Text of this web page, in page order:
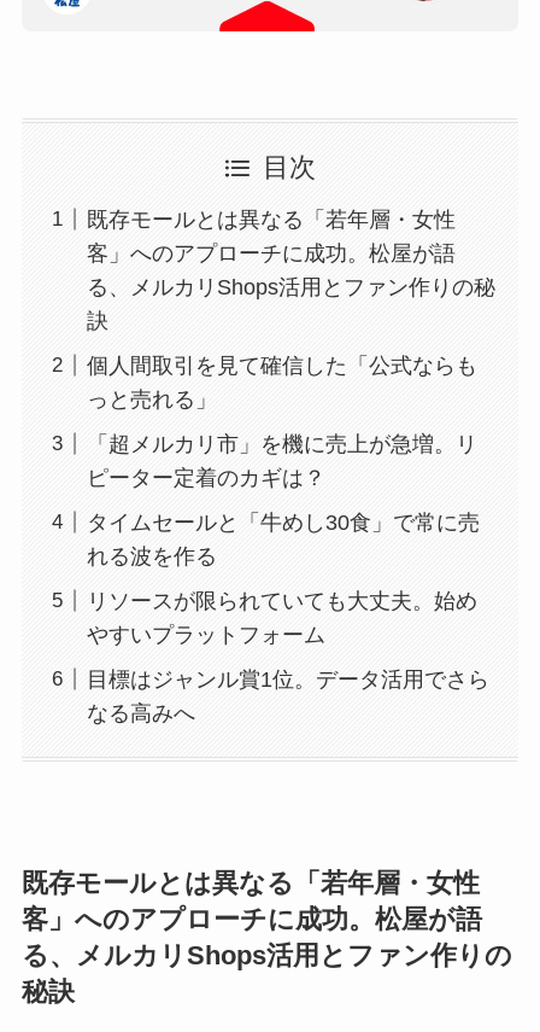
目次
既存モールとは異なる「若年層・女性
客」へのアプローチに成功。松屋が語
る、メルカリShops活用とファン作りの秘
訣
個人間取引を見て確信した「公式ならも
っと売れる」
「超メルカリ市」を機に売上が急増。リ
ピーター定着のカギは？
タイムセールと「牛めし30食」で常に売
れる波を作る
リソースが限られていても大丈夫。始め
やすいプラットフォーム
目標はジャンル賞1位。データ活用でさら
なる高みへ
既存モールとは異なる「若年層・女性
客」へのアプローチに成功。松屋が語
る、メルカリShops活用とファン作りの
秘訣